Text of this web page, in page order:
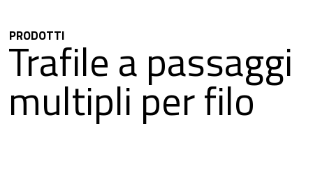
Trafile a passaggi
multipli per filo
PRODOTTI